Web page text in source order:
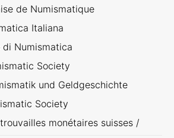
de Numismatique
Italiana
Numismatica
Society
und Geldgeschichte
Society
monétaires suisses /